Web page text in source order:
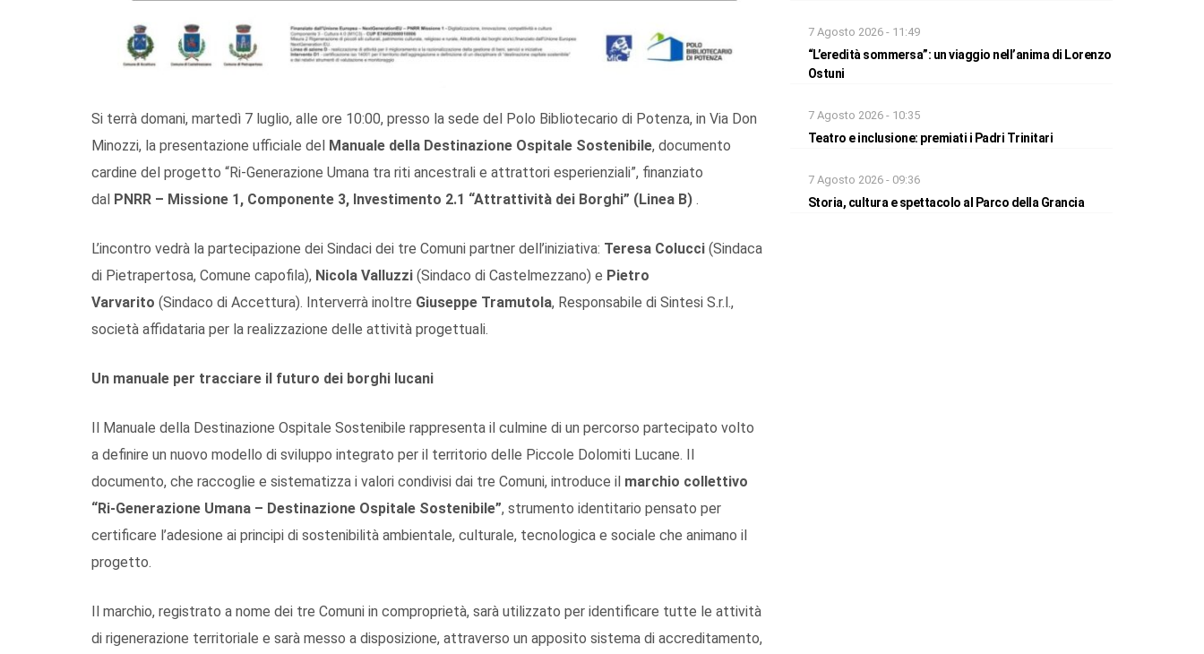
Si terrà domani, martedì 7 luglio, alle ore 10:00, presso la sede del Polo Bibliotecario di Potenza, in Via Don
Minozzi, la presentazione ufficiale del
Manuale della Destinazione Ospitale Sostenibile, documento
cardine del progetto “Ri-Generazione Umana tra riti ancestrali e attrattori esperienziali”, finanziato
dal PNRR – Missione 1, Componente 3, Investimento 2.1 “Attrattività dei Borghi” (Linea B) .
L’incontro vedrà la partecipazione dei Sindaci dei tre Comuni partner dell’iniziativa: Teresa Colucci (Sindaca
di Pietrapertosa, Comune capofila), Nicola Valluzzi (Sindaco di Castelmezzano) e Pietro
Varvarito (Sindaco di Accettura). Interverrà inoltre Giuseppe Tramutola, Responsabile di Sintesi S.r.l.,
società affidataria per la realizzazione delle attività progettuali.
Un manuale per tracciare il futuro dei borghi lucani
Il Manuale della Destinazione Ospitale Sostenibile rappresenta il culmine di un percorso partecipato volto
a definire un nuovo modello di sviluppo integrato per il territorio delle Piccole Dolomiti Lucane. Il
documento, che raccoglie e sistematizza i valori condivisi dai tre Comuni, introduce il marchio collettivo
“Ri-Generazione Umana – Destinazione Ospitale Sostenibile”, strumento identitario pensato per
certificare l’adesione ai principi di sostenibilità ambientale, culturale, tecnologica e sociale che animano il
progetto.
Il marchio, registrato a nome dei tre Comuni in comproprietà, sarà utilizzato per identificare tutte le attività
di rigenerazione territoriale e sarà messo a disposizione, attraverso un apposito sistema di accreditamento,
7 Agosto 2026 - 11:49
“L’eredità sommersa”: un viaggio nell’anima di Lorenzo
Ostuni
7 Agosto 2026 - 10:35
Teatro e inclusione: premiati i Padri Trinitari
7 Agosto 2026 - 09:36
Storia, cultura e spettacolo al Parco della Grancia